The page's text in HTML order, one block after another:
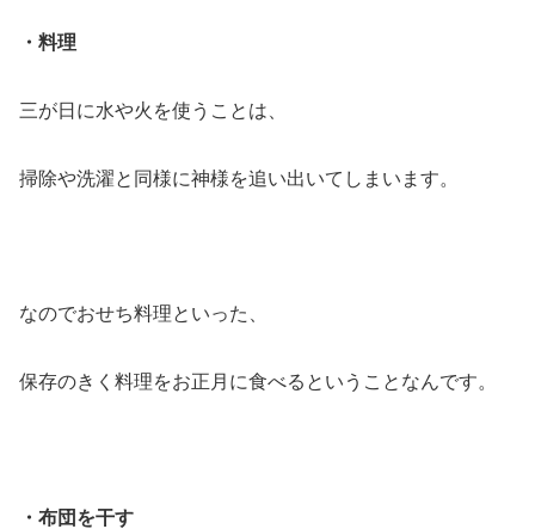
・料理
三が日に水や火を使うことは、
掃除や洗濯と同様に神様を追い出いてしまいます。
なのでおせち料理といった、
保存のきく料理をお正月に食べるということなんです。
・布団を干す